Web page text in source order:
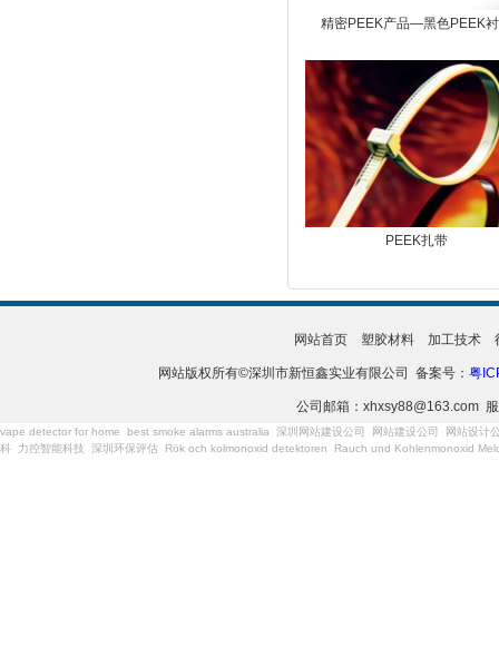
精密PEEK产品—黑色PEEK
PEEK扎带
网站首页 塑胶材料 加工技术
网站版权所有©深圳市新恒鑫实业有限公司 备案号： 粤
公司邮箱：xhxsy88@163.com
vape detector for home best smoke alarms australia 深圳网站建设公司 网站建设公司
网站设计
科
力控智能科技 深圳环保评估 Rök och kolmonoxid detektoren Rauch und Kohlenmonoxid